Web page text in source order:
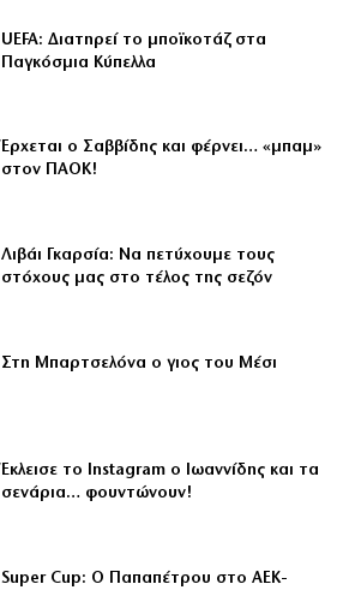
UEFA: Διατηρεί το μποϊκοτάζ στα
Παγκόσμια Κύπελλα
Έρχεται ο Σαββίδης και φέρνει… «μπαμ»
στον ΠΑΟΚ!
Λιβάι Γκαρσία: Να πετύχουμε τους
στόχους μας στο τέλος της σεζόν
Στη Μπαρτσελόνα ο γιος του Μέσι
Έκλεισε το Instagram ο Ιωαννίδης και τα
σενάρια… φουντώνουν!
Super Cup: Ο Παπαπέτρου στο ΑΕΚ-